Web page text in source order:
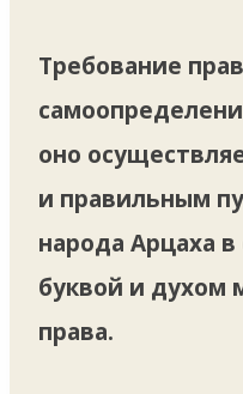
Требование
оно
и правильным
народа Арцаха
буквой и духом
права.